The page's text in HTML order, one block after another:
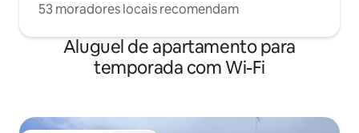
53 moradores locais recomendam
Aluguel de apartamento para
temporada com Wi-Fi